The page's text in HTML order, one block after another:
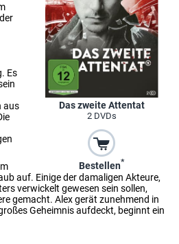
Das zweite Attentat
2 DVDs
Bestellen*
Es
aus
auf. Einige der damaligen Akteure,
verwickelt gewesen sein sollen,
gemacht. Alex gerät zunehmend in
Geheimnis aufdeckt, beginnt ein